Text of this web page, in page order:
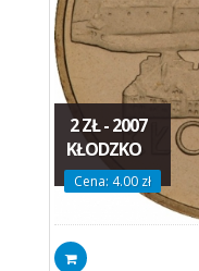
2 ZŁ - 2007
KŁODZKO
Cena: 4.00 zł